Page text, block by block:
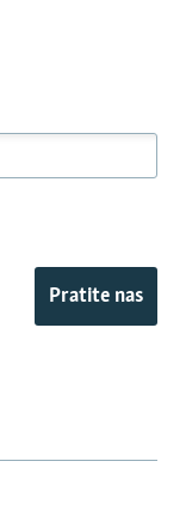
Pratite nas